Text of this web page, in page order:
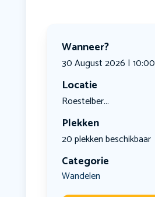
Wanneer?
30 August 2026 | 10:00
Locatie
Roestelber...
Plekken
20 plekken beschikbaar
Categorie
Wandelen